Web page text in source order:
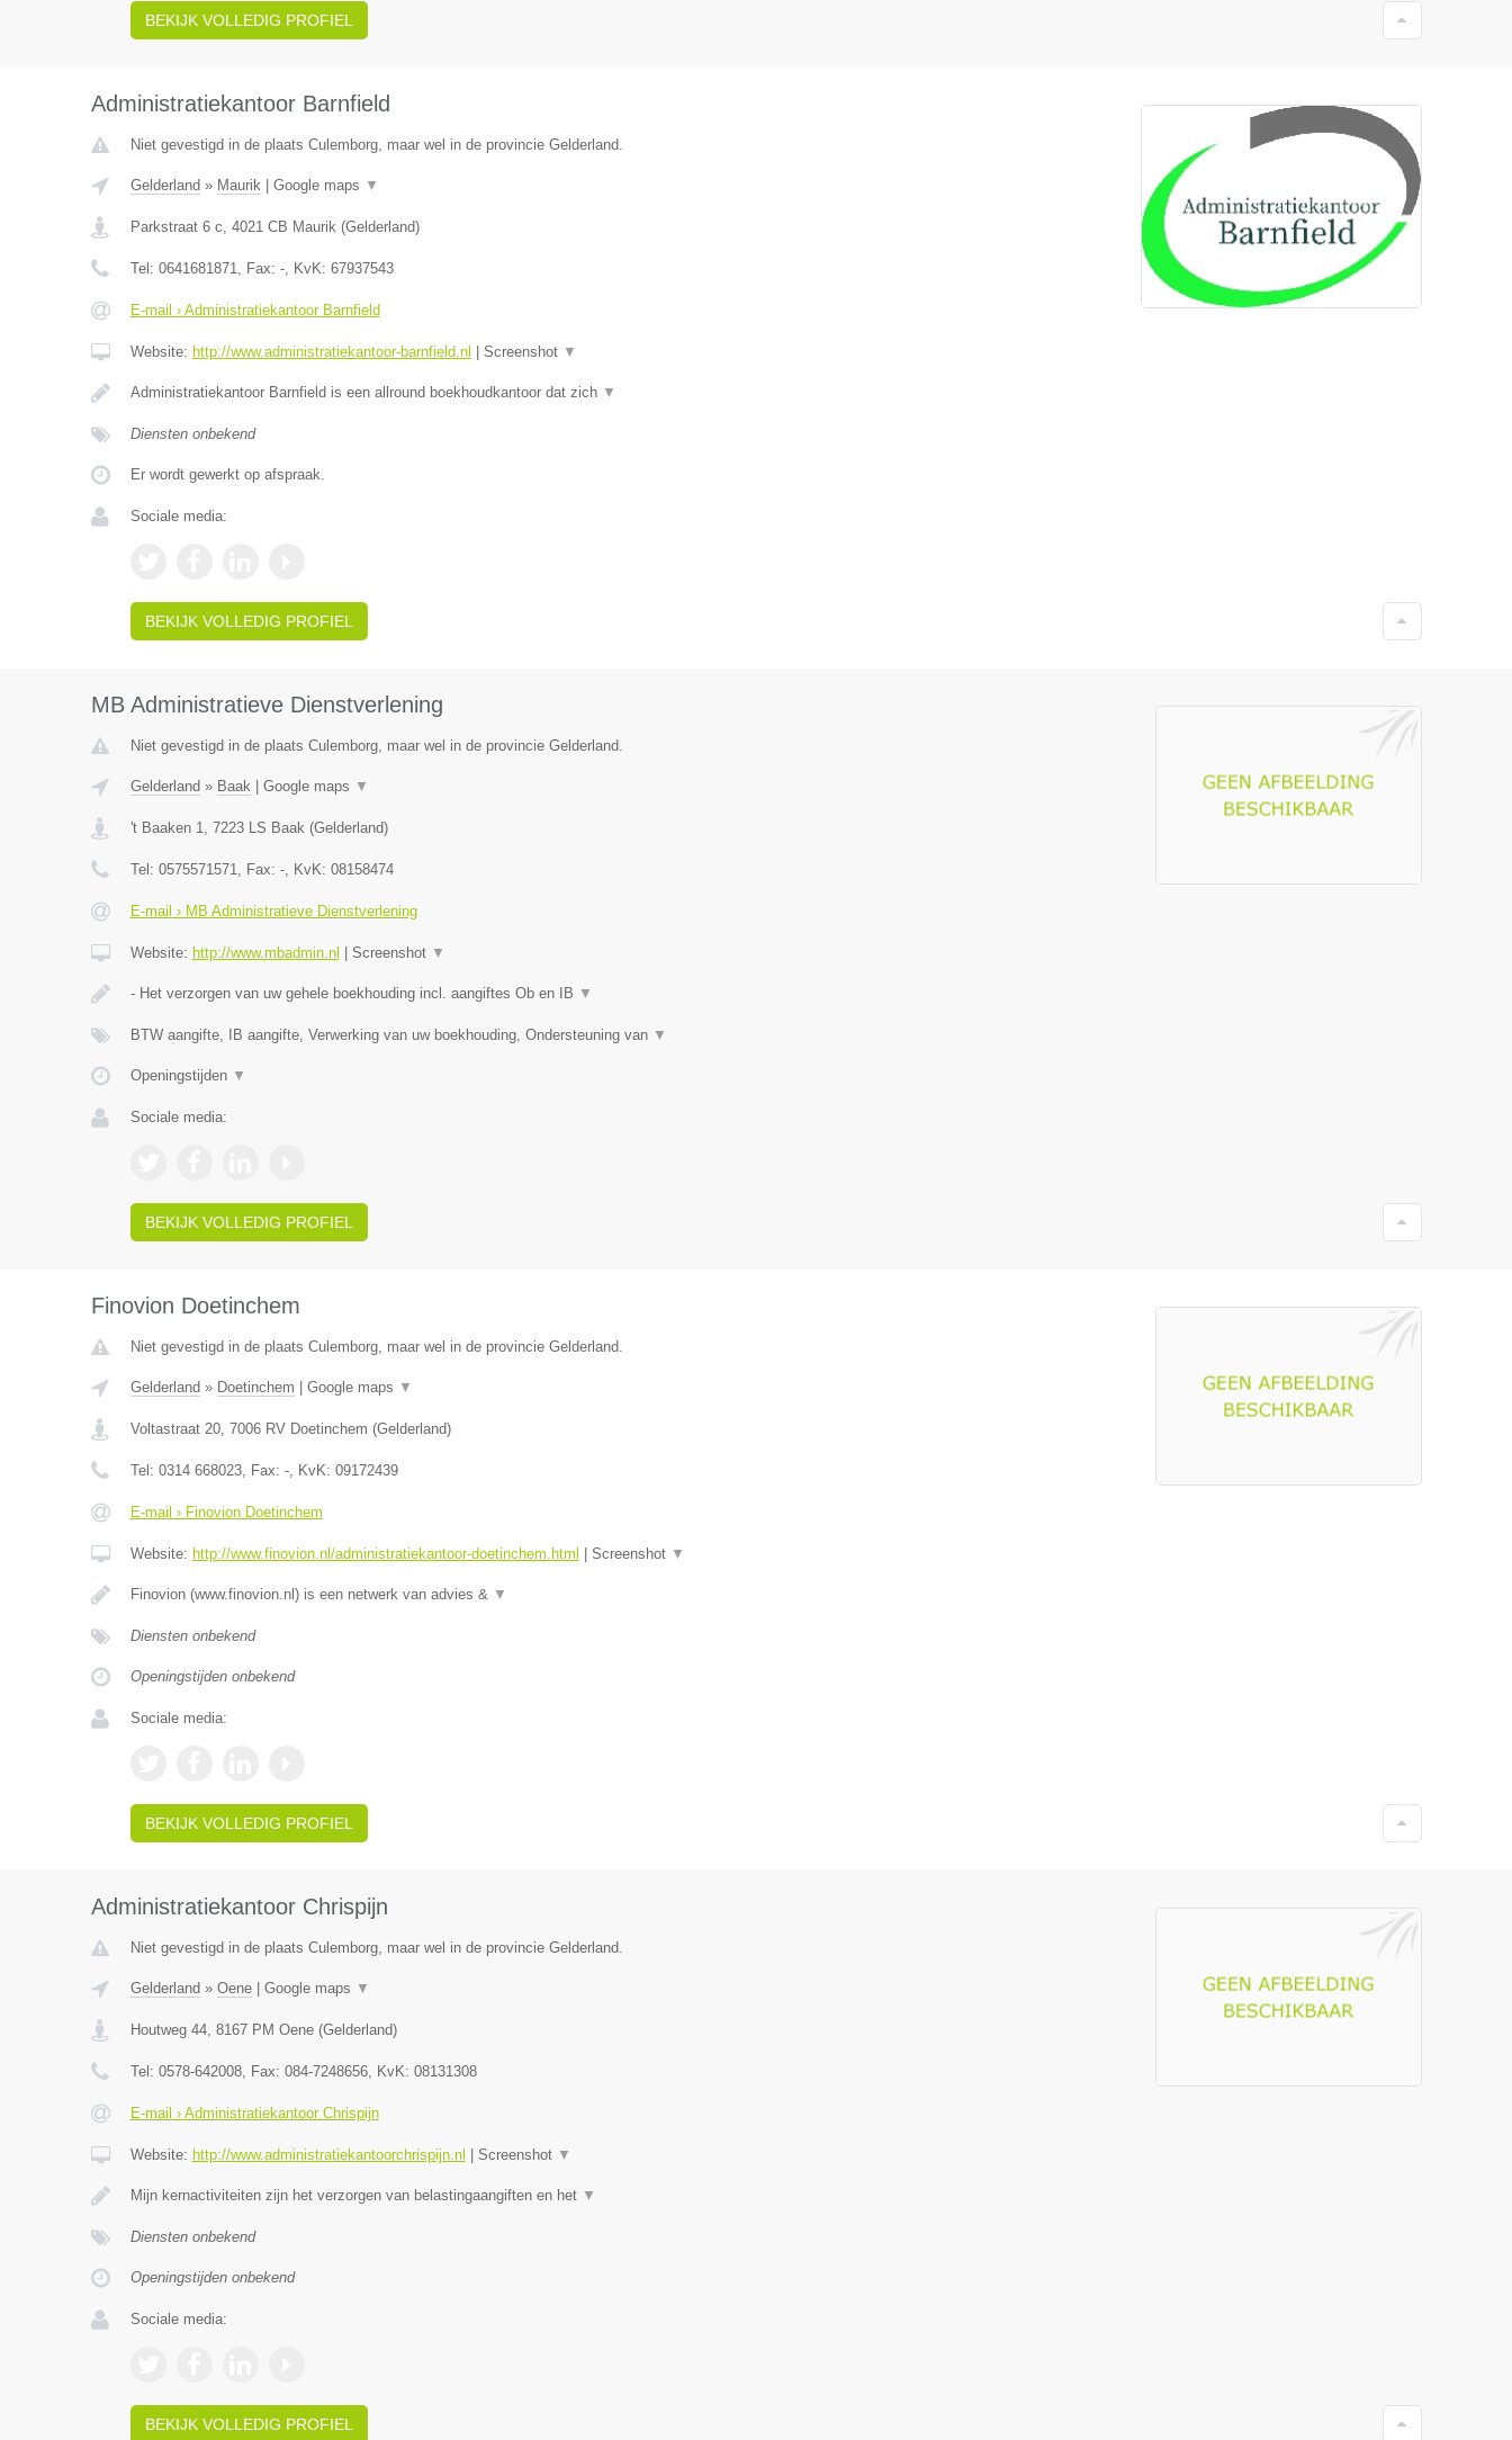
BEKIJK VOLLEDIG PROFIEL
Administratiekantoor Barnfield
Niet gevestigd in de plaats Culemborg, maar wel in de provincie Gelderland.
Gelderland » Maurik| Google maps ▼
Parkstraat 6 c, 4021 CB Maurik(Gelderland)
Tel: 0641681871, Fax: -, KvK: 67937543
E-mail › Administratiekantoor Barnfield
Website: http://www.administratiekantoor-barnfield.nl Screenshot ▼
Administratiekantoor Barnfield is een allround boekhoudkantoor dat zich ▼
Diensten onbekend
Er wordt gewerkt op afspraak.
Sociale media:
BEKIJK VOLLEDIG PROFIEL
MB Administratieve Dienstverlening
Niet gevestigd in de plaats Culemborg, maar wel in de provincie Gelderland.
Gelderland » Baak| Google maps ▼
't Baaken 1, 7223 LS Baak(Gelderland)
Tel: 0575571571, Fax: -, KvK: 08158474
E-mail › MB Administratieve Dienstverlening
Website: http://www.mbadmin.nl Screenshot ▼
- Het verzorgen van uw gehele boekhouding incl. aangiftes Ob en IB ▼
BTW aangifte, IB aangifte, Verwerking van uw boekhouding, Ondersteuning van ▼
Openingstijden ▼
Sociale media:
BEKIJK VOLLEDIG PROFIEL
Finovion Doetinchem
Niet gevestigd in de plaats Culemborg, maar wel in de provincie Gelderland.
Gelderland » Doetinchem Google maps ▼
Voltastraat 20, 7006 RV Doetinchem (Gelderland)
Tel: 0314 668023, Fax: -, KvK: 09172439
E-mail › Finovion Doetinchem
Website: http://www.finovion.nl/administratiekantoor-doetinchem.html Screenshot ▼
Finovion (www.finovion.nl) is een netwerk van advies & ▼
Diensten onbekend
Openingstijden onbekend
Sociale media:
BEKIJK VOLLEDIG PROFIEL
Administratiekantoor Chrispijn
Niet gevestigd in de plaats Culemborg, maar wel in de provincie Gelderland.
Gelderland » Oene| Google maps ▼
Houtweg 44, 8167 PM Oene(Gelderland)
Tel: 0578-642008, Fax: 084-7248656, KvK: 08131308
E-mail › Administratiekantoor Chrispijn
Website: http://www.administratiekantoorchrispijn.nl Screenshot ▼
Mijn kernactiviteiten zijn het verzorgen van belastingaangiften en het ▼
Diensten onbekend
Openingstijden onbekend
Sociale media:
BEKIJK VOLLEDIG PROFIEL